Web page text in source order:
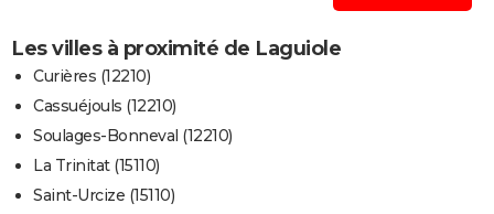
Les villes à proximité de Laguiole
Curières (12210)
Cassuéjouls (12210)
Soulages-Bonneval (12210)
La Trinitat (15110)
Saint-Urcize (15110)